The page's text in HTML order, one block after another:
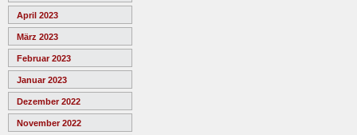
April 2023
März 2023
Februar 2023
Januar 2023
Dezember 2022
November 2022